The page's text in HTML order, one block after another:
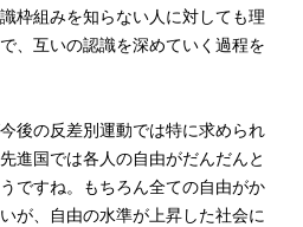
枠組みを知らない人に対しても理
、互いの認識を深めていく過程を
後の反差別運動では特に求められ
進国では各人の自由がだんだんと
ですね。もちろん全ての自由がか
が、自由の水準が上昇した社会に